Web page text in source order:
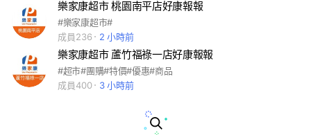
樂家康超市 桃園南平店好康報報
#樂家康超市#
成員236
2 小時前
樂家康超市 蘆竹福祿一店好康報報
#超市#團購#特價#優惠#商品
成員400
3 小時前